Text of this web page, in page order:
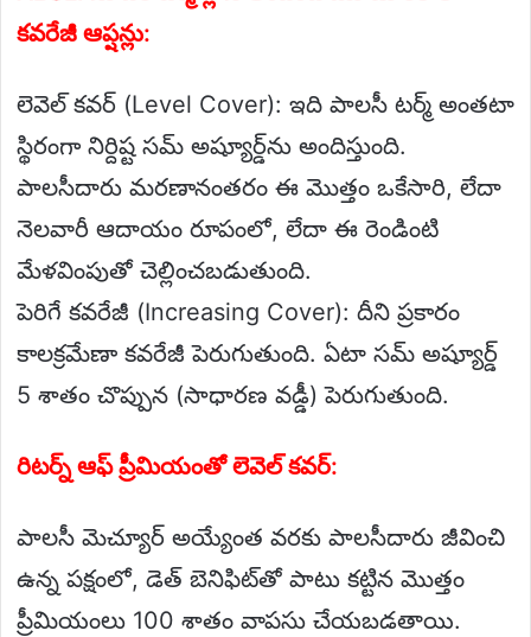
కవరేజీ ఆప్షన్లు:
లెవెల్ కవర్ (Level Cover): ఇది పాలసీ టర్మ్ అంతటా
స్థిరంగా నిర్దిష్ట సమ్ అష్యూర్డ్‌ను అందిస్తుంది.
పాలసీదారు మరణానంతరం ఈ మొత్తం ఒకేసారి, లేదా
నెలవారీ ఆదాయం రూపంలో, లేదా ఈ రెండింటి
మేళవింపుతో చెల్లించబడుతుంది.
పెరిగే కవరేజీ (Increasing Cover): దీని ప్రకారం
కాలక్రమేణా కవరేజీ పెరుగుతుంది. ఏటా సమ్ అష్యూర్డ్
5 శాతం చొప్పున (సాధారణ వడ్డీ) పెరుగుతుంది.
రిటర్న్ ఆఫ్ ప్రీమియంతో లెవెల్ కవర్:
పాలసీ మెచ్యూర్ అయ్యేంత వరకు పాలసీదారు జీవించి
ఉన్న పక్షంలో, డెత్ బెనిఫిట్‌తో పాటు కట్టిన మొత్తం
ప్రీమియంలు 100 శాతం వాపసు చేయబడతాయి.